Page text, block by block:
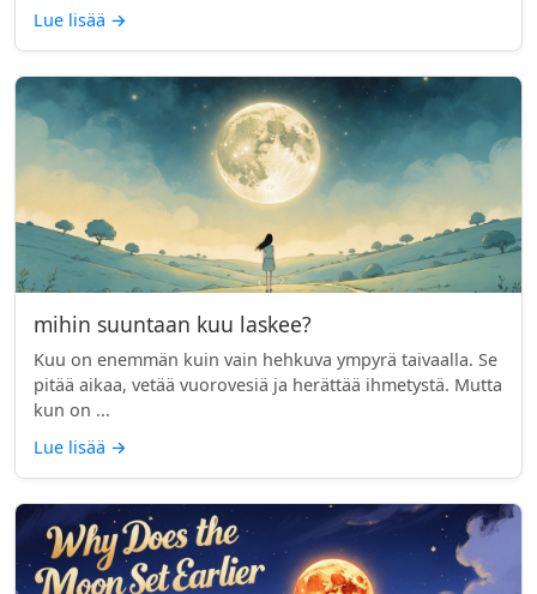
Lue lisää →
mihin suuntaan kuu laskee?
Kuu on enemmän kuin vain hehkuva ympyrä taivaalla. Se
pitää aikaa, vetää vuorovesiä ja herättää ihmetystä. Mutta
kun on ...
Lue lisää →